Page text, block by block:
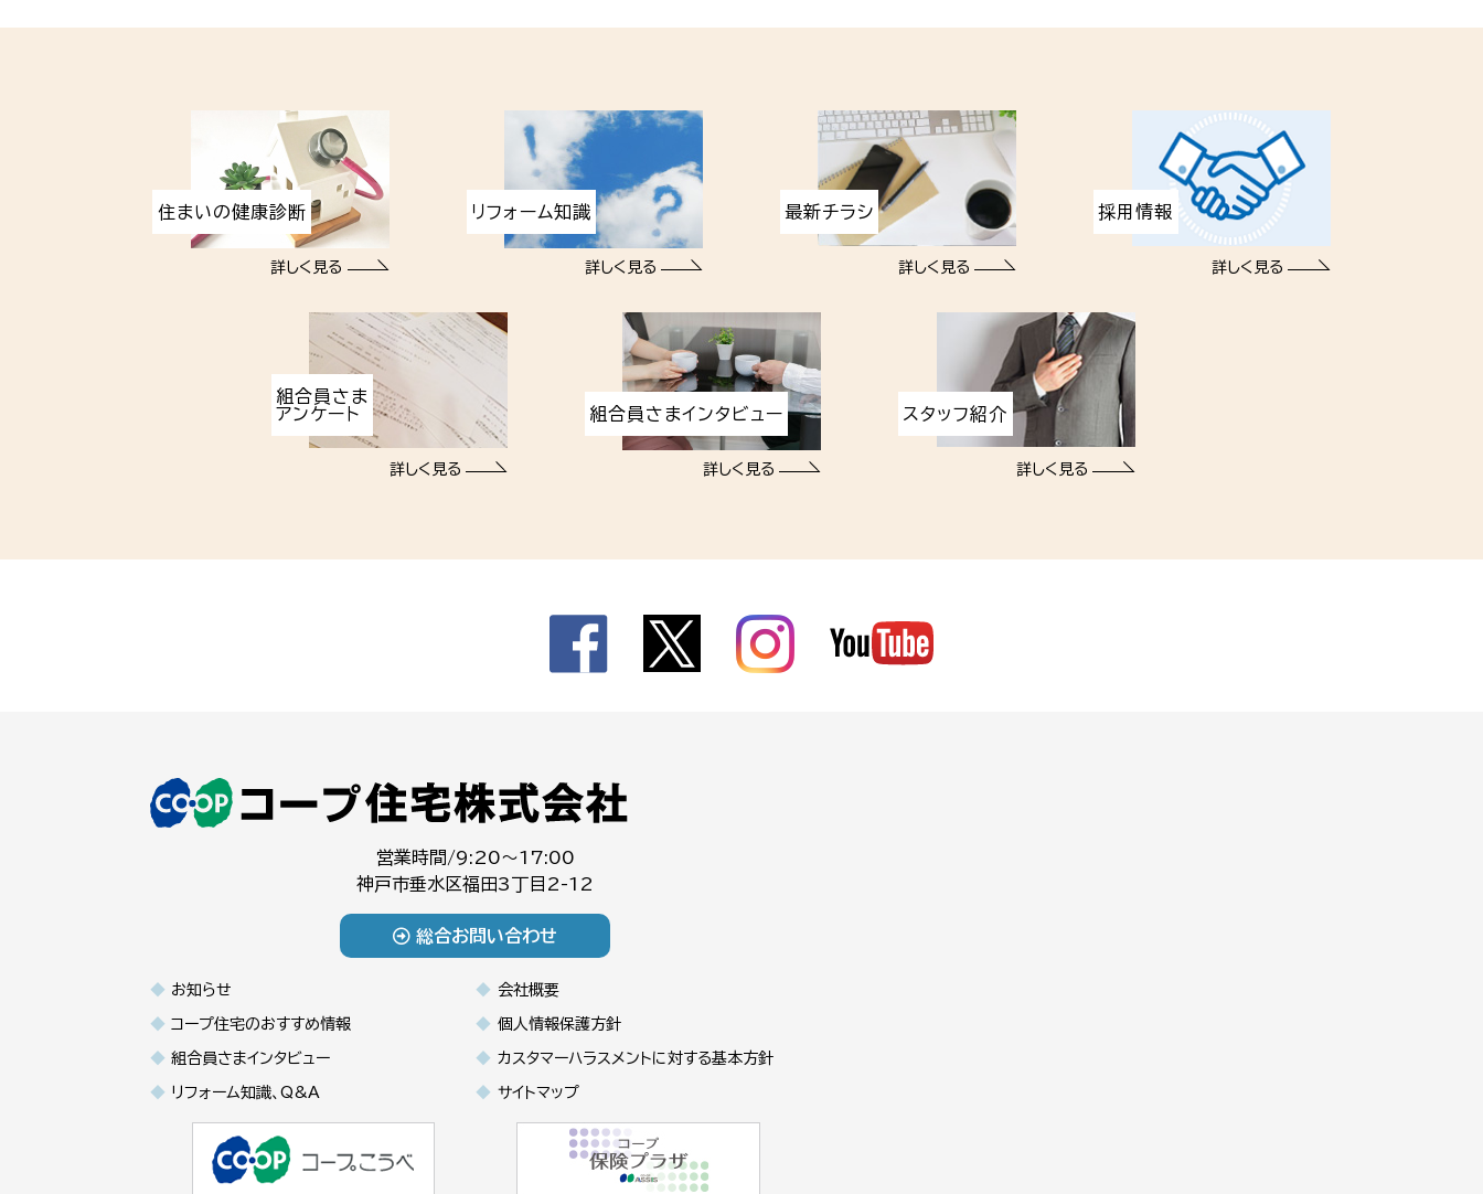
住まいの健康診断
詳しく見る
リフォーム知識
詳しく見る
最新チラシ
詳しく見る
採用情報
詳しく見る
組合員さま
アンケート
詳しく見る
組合員さまインタビュー
詳しく見る
スタッフ紹介
詳しく見る
営業時間/9:20～17:00
神戸市垂水区福田3丁目2-12
総合お問い合わせ
お知らせ
コープ住宅のおすすめ情報
組合員さまインタビュー
リフォーム知識、Q&A
会社概要
個人情報保護方針
カスタマーハラスメントに対する基本方針
サイトマップ